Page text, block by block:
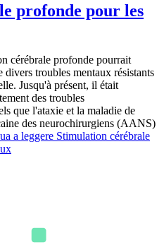
profonde pour les
cérébrale profonde pourrait
troubles mentaux résistants
Jusqu'à présent, il était
des troubles
que l'ataxie et la maladie de
des neurochirurgiens (AANS)
a leggere Stimulation cérébrale